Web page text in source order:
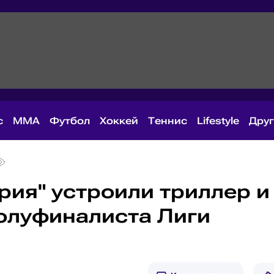
MMA Футбол Хоккей Теннис Lifestyle
устроили триллер и
Лиги